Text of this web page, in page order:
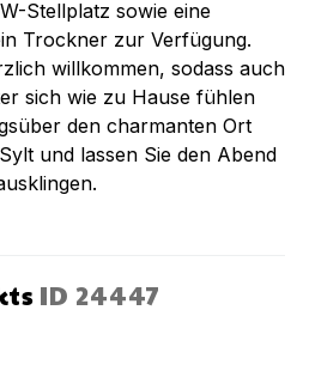
Stellplatz sowie eine
Trockner zur Verfügung.
willkommen, sodass auch
sich wie zu Hause fühlen
den charmanten Ort
und lassen Sie den Abend
ID 24447